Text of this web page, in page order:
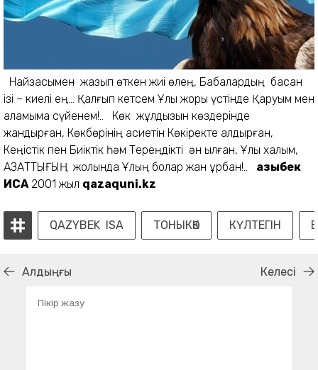
Найзасымен жазып өткен жиi өлең, Бабалардың басқан
iзi – киелi ең... Қалғып кетсем Ұлы жорық үстiнде Қаруым мен
қаламыма сүйенем!.. Көк жұлдызын көздерiнде
жандырған, Көкбөрiнiң қасиетiн Көкiректе қалдырған,
Кеңiстiк пен Биiктiк һәм Тереңдiктi ән қылған, Ұлы халқым,
АЗАТТЫҒЫҢ жолында Ұлың болар жан құрбан!.. азыбек
ИСА 2001 жыл qazaquni.kz
QAZYBEK ISA ТОНЫКӨК КҮЛТЕГIН
Алдыңғы Келесі